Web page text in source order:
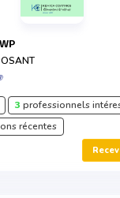
3 professionnels
récentes